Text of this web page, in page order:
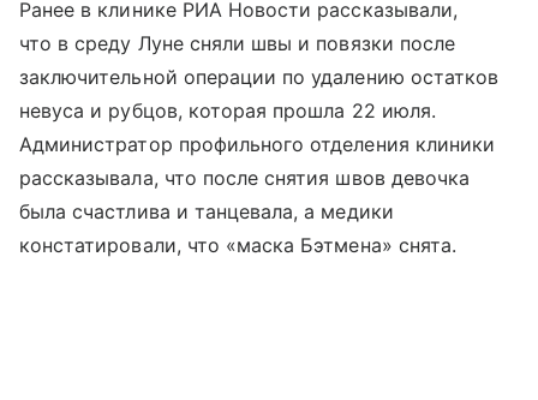
Ранее в клинике РИА Новости рассказывали,
что в среду Луне сняли швы и повязки после
заключительной операции по удалению остатков
невуса и рубцов, которая прошла 22 июля.
Администратор профильного отделения клиники
рассказывала, что после снятия швов девочка
была счастлива и танцевала, а медики
констатировали, что «маска Бэтмена» снята.